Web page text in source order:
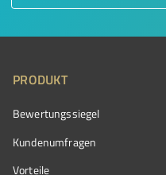
PRODUKT
Bewertungssiegel
Kundenumfragen
Vorteile